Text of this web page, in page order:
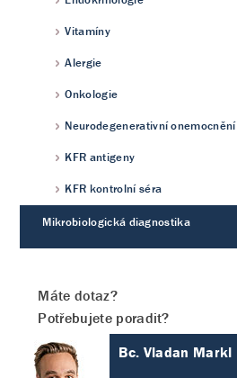
Vitamíny
Alergie
Onkologie
Neurodegenerativní onemocnění
KFR antigeny
KFR kontrolní séra
Mikrobiologická diagnostika
Máte dotaz?
Potřebujete poradit?
Bc. Vladan Markl